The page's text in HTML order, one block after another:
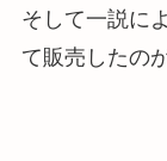
そして一説に
て販売したの